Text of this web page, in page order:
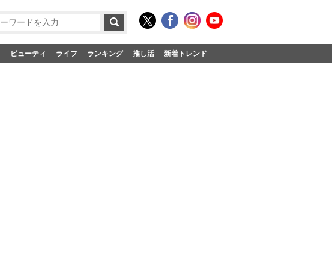
ビューティ ライフ ランキング 推し活 新着トレンド